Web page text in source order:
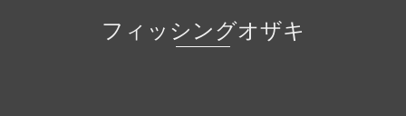
フィッシングオザキ